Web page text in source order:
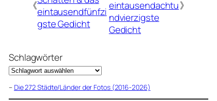
《eintausendfünfzi
gste Gedicht
eintausendachtu
ndvierzigste
Gedicht
》
Schlagwörter
– Die 272 Städte/Länder der Fotos (2016-2026)